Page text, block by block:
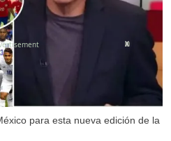
para esta nueva edición de la
X